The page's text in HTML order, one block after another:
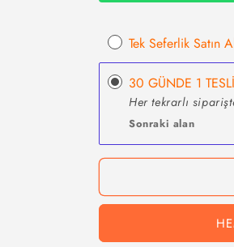
Tek Seferlik Satın
30 GÜNDE 1
Her tekrarlı
Sonraki alan